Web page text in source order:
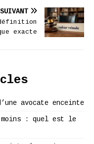
SUIVANT
exacte
avocate enceinte
moins : quel est le